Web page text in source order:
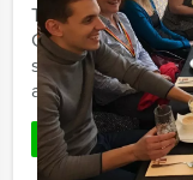
Tijdens de 'Ik hou
Guides in Het
spel spelen. Jullie
aan een hevige ...
LEES MEER